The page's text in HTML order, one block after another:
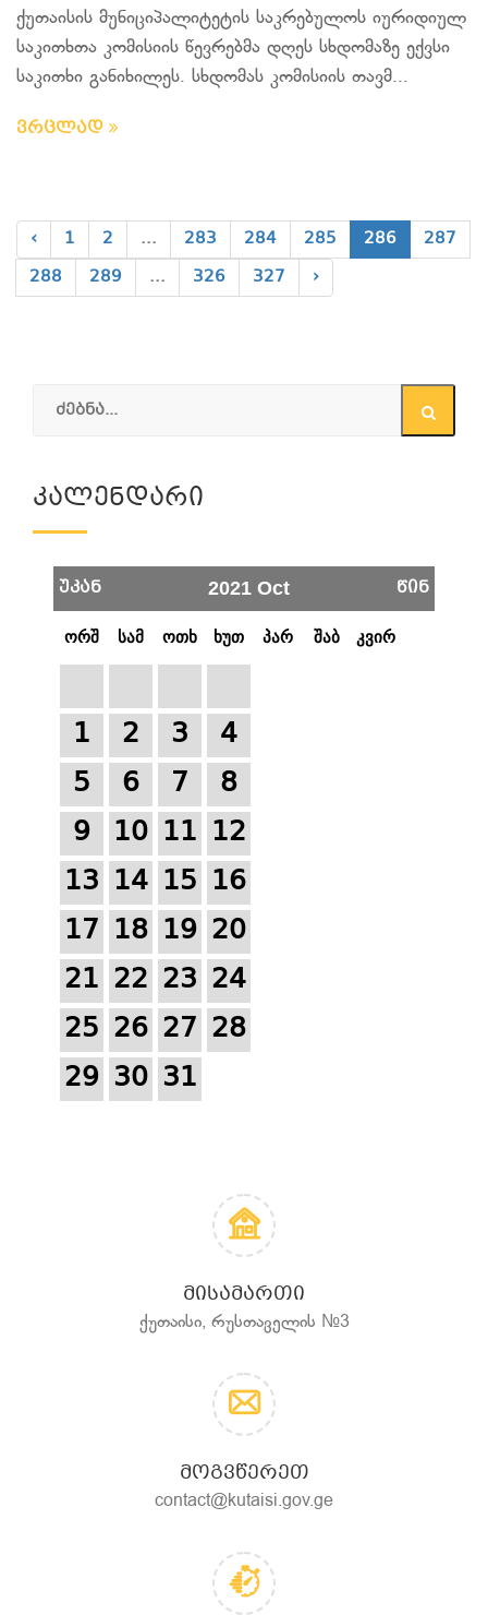
ქუთაისის მუნიციპალიტეტის საკრებულოს იურიდიულ
საკითხთა კომისიის წევრებმა დღეს სხდომაზე ექვსი
საკითხი განიხილეს. სხდომას კომისიის თავმ...
ვრცლად
‹ 1 2 ... 283 284 285 286
287
288
289 ... 326 327 ›
Კალენდარი
უკან 2021 Oct წინ
ორშ სამ ოთხ ხუთ პარ შაბ კვირ
1 2 3
4
5
6 7
8
9 10 11 12
13 14 15 16
17 18 19 20
21 22 23 24
25 26 27 28
29 30 31
ᲛᲘᲡᲐᲛᲐᲠᲗᲘ
ქუთაისი, რუსთაველის №3
ᲛᲝᲒᲕᲬᲔᲠᲔᲗ
contact@kutaisi.gov.ge